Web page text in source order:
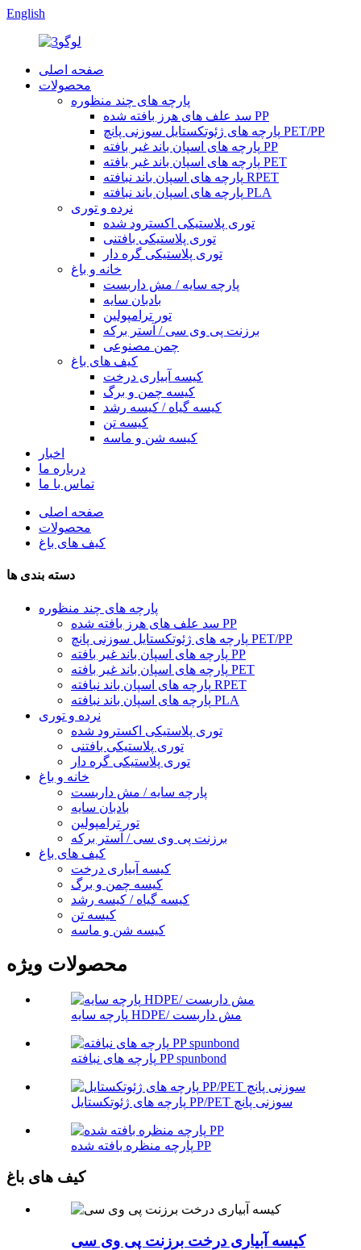
English
صفحه اصلی
محصولات
پارچه های چند منظوره
سد علف های هرز بافته شده PP
پارچه های ژئوتکستایل سوزنی پانچ PET/PP
پارچه های اسپان باند غیر بافته PP
پارچه های اسپان باند غیر بافته PET
پارچه های اسپان باند نبافته RPET
پارچه های اسپان باند نبافته PLA
نرده و توری
توری پلاستیکی اکسترود شده
توری پلاستیکی بافتنی
توری پلاستیکی گره دار
خانه و باغ
پارچه سایه / مش داربست
بادبان سایه
تور ترامپولین
برزنت پی وی سی / آستر برکه
چمن مصنوعی
کیف های باغ
کیسه آبیاری درخت
کیسه چمن و برگ
کیسه گیاه / کیسه رشد
کیسه تن
کیسه شن و ماسه
اخبار
درباره ما
تماس با ما
صفحه اصلی
محصولات
کیف های باغ
دسته بندی ها
پارچه های چند منظوره
سد علف های هرز بافته شده PP
پارچه های ژئوتکستایل سوزنی پانچ PET/PP
پارچه های اسپان باند غیر بافته PP
پارچه های اسپان باند غیر بافته PET
پارچه های اسپان باند نبافته RPET
پارچه های اسپان باند نبافته PLA
نرده و توری
توری پلاستیکی اکسترود شده
توری پلاستیکی بافتنی
توری پلاستیکی گره دار
خانه و باغ
پارچه سایه / مش داربست
بادبان سایه
تور ترامپولین
برزنت پی وی سی / آستر برکه
کیف های باغ
کیسه آبیاری درخت
کیسه چمن و برگ
کیسه گیاه / کیسه رشد
کیسه تن
کیسه شن و ماسه
محصولات ویژه
پارچه سایه HDPE/ مش داربست
پارچه های نبافته PP spunbond
پارچه های ژئوتکستایل PP/PET سوزنی پانچ
پارچه منظره بافته شده PP
کیف های باغ
کیسه آبیاری درخت برزنت پی وی سی